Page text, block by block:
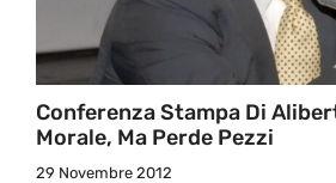
Conferenza Stampa Di
Morale, Ma Perde Pezzi
29 Novembre 2012